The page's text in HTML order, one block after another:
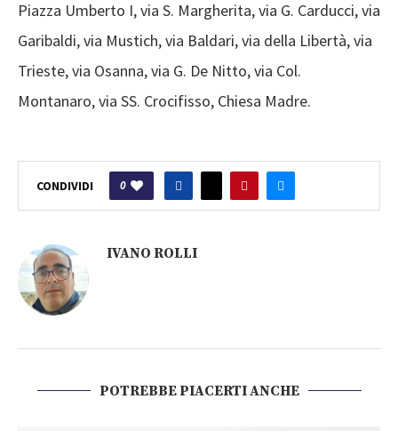
Piazza Umberto I, via S. Margherita, via G. Carducci, via
Garibaldi, via Mustich, via Baldari, via della Libertà, via
Trieste, via Osanna, via G. De Nitto, via Col.
Montanaro, via SS. Crocifisso, Chiesa Madre.
CONDIVIDI 0
IVANO ROLLI
POTREBBE PIACERTI ANCHE